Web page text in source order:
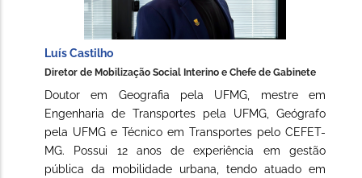
Luís Castilho
Diretor de Mobilização Social Interino e Chefe de Gabinete
Doutor em Geografia pela UFMG, mestre em
Engenharia de Transportes pela UFMG, Geógrafo
pela UFMG e Técnico em Transportes pelo CEFET-
MG. Possui 12 anos de experiência em gestão
pública da mobilidade urbana, tendo atuado em